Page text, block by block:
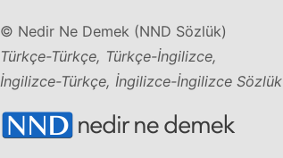
© Nedir Ne Demek (NND Sözlük)
Türkçe-Türkçe, Türkçe-İngilizce,
İngilizce-Türkçe, İngilizce-İngilizce Sözlük